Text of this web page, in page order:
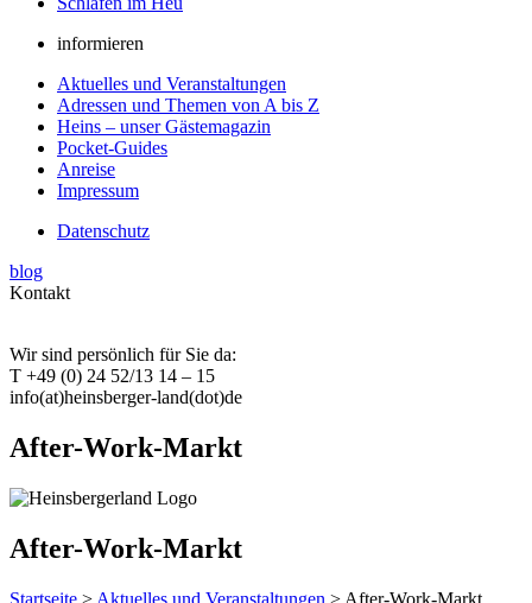
informieren
Aktuelles und Veranstaltungen
Adressen und Themen von A bis Z
Heins – unser Gästemagazin
Pocket-Guides
Anreise
Impressum
Datenschutz
blog
Kontakt
Wir sind persönlich für Sie da:
T +49 (0) 24 52/13 14 – 15
info(at)heinsberger-land(dot)de
After-Work-Markt
After-Work-Markt
Startseite > Aktuelles und Veranstaltungen > After-Work-Markt